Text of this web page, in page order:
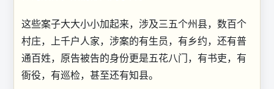
这些案子大大小小加起来，涉及三五个州县，数百个
村庄，上千户人家，涉案的有生员，有乡约，还有普
通百姓，原告被告的身份更是五花八门，有书吏，有
衙役，有巡检，甚至还有知县。